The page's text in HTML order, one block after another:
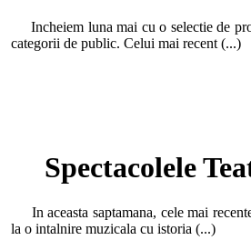
Incheiem luna mai cu o selectie de
categorii de public. Celui mai recent (...)
Spectacolele
In aceasta saptamana, cele mai
la o intalnire muzicala cu istoria (...)